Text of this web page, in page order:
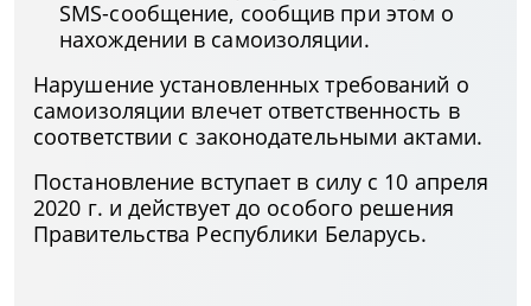
SMS-сообщение, сообщив при этом о
нахождении в самоизоляции.
Нарушение установленных требований о
самоизоляции влечет ответственность в
соответствии с законодательными актами.
Постановление вступает в силу с 10 апреля
2020 г. и действует до особого решения
Правительства Республики Беларусь.